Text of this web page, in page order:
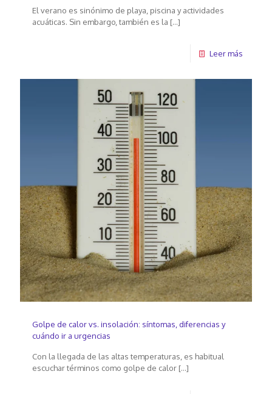
El verano es sinónimo de playa, piscina y actividades
acuáticas. Sin embargo, también es la […]
Leer más
Golpe de calor vs. insolación: síntomas, diferencias y
cuándo ir a urgencias
Con la llegada de las altas temperaturas, es habitual
escuchar términos como golpe de calor […]